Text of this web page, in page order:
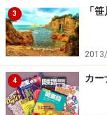
3 「
4 カー